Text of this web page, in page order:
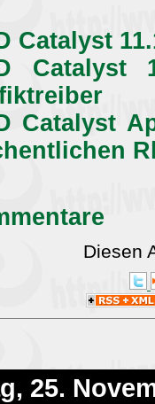
Catalyst
Catalyst
Catalyst
Diesen
25.